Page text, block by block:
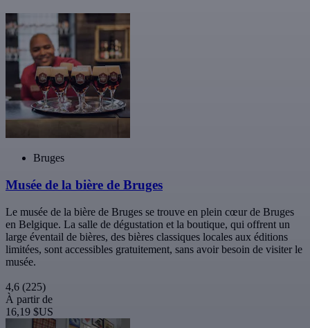
Bruges
Musée de la bière de Bruges
Le musée de la bière de Bruges se trouve en plein cœur de Bruges
en Belgique. La salle de dégustation et la boutique, qui offrent un
large éventail de bières, des bières classiques locales aux éditions
limitées, sont accessibles gratuitement, sans avoir besoin de visiter le
musée.
4,6 (225)
À partir de
16,19 $US